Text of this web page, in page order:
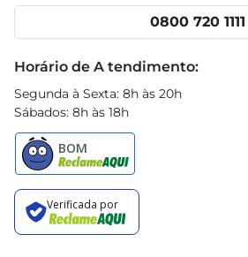
Cencosud Media
0800 720 1111
Horário de A tendimento:
Segunda à Sexta: 8h às 20h
Sábados: 8h às 18h